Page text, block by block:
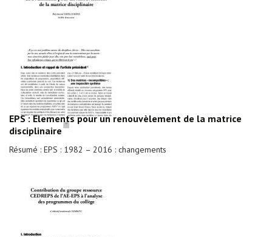
EPS : Elements pour un renouvèlement de la matrice
disciplinaire
Résumé : EPS : 1982 – 2016 : changements